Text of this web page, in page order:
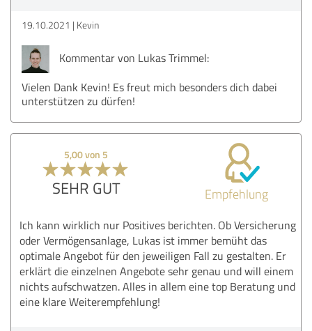
19.10.2021 Kevin
Kommentar von Lukas Trimmel:
Vielen Dank Kevin! Es freut mich besonders dich dabei
unterstützen zu dürfen!
5,00 von 5
SEHR GUT Empfehlung
Ich kann wirklich nur Positives berichten. Ob Versicherung
oder Vermögensanlage, Lukas ist immer bemüht das
optimale Angebot für den jeweiligen Fall zu gestalten. Er
erklärt die einzelnen Angebote sehr genau und will einem
nichts aufschwatzen. Alles in allem eine top Beratung und
eine klare Weiterempfehlung!